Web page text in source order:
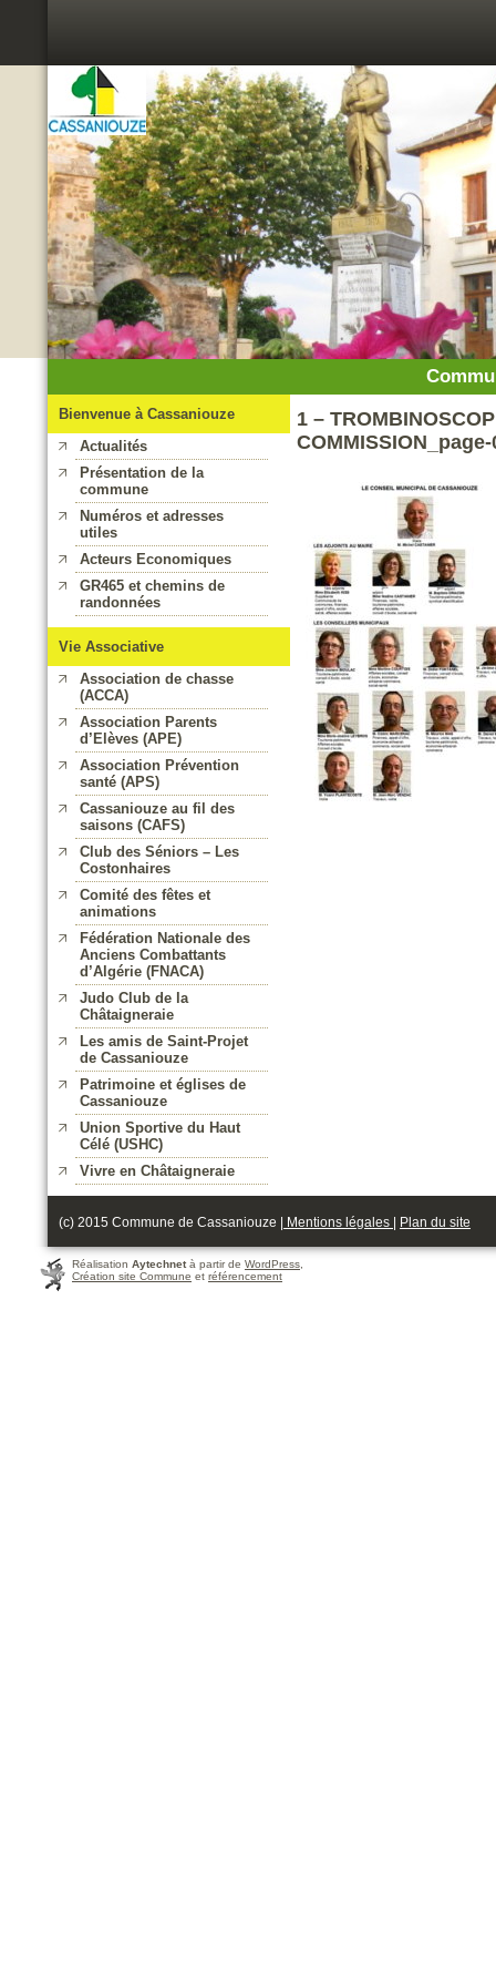
Bienvenue à Cassaniouze
Actualités
Présentation de la
commune
Numéros et adresses
utiles
Acteurs Economiques
GR465 et chemins de
randonnées
Vie Associative
Association de chasse
(ACCA)
Association Parents
d’Elèves (APE)
Association Prévention
santé (APS)
Cassaniouze au fil des
saisons (CAFS)
Club des Séniors – Les
Costonhaires
Comité des fêtes et
animations
Fédération Nationale des
Anciens Combattants
d’Algérie (FNACA)
Judo Club de la
Châtaigneraie
Les amis de Saint-Projet
de Cassaniouze
Patrimoine et églises de
Cassaniouze
Union Sportive du Haut
Célé (USHC)
Vivre en Châtaigneraie
1 –
(c) 2015 Commune de Cassaniouze | Mentions légales | Plan du site
Réalisation Aytechnetà partir de WordPress,
Création site Commune et référencement